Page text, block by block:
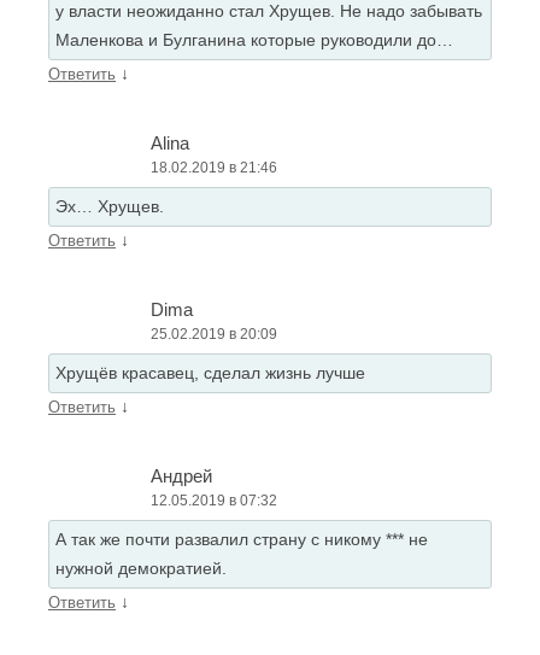
у власти неожиданно стал Хрущев. Не надо забывать
Маленкова и Булганина которые руководили до…
Ответить ↓
Alina
18.02.2019 в 21:46
Эх… Хрущев.
Ответить ↓
Dima
25.02.2019 в 20:09
Хрущёв красавец, сделал жизнь лучше
Ответить ↓
Андрей
12.05.2019 в 07:32
А так же почти развалил страну с никому *** не
нужной демократией.
Ответить ↓